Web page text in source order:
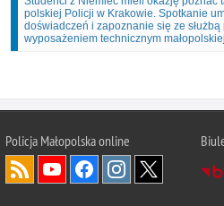
polskiej Policji w Krakowie. Spotkanie
doświadczeń i zapoznanie się ze
wyposażeniem technicznym
Policja Małopolska online